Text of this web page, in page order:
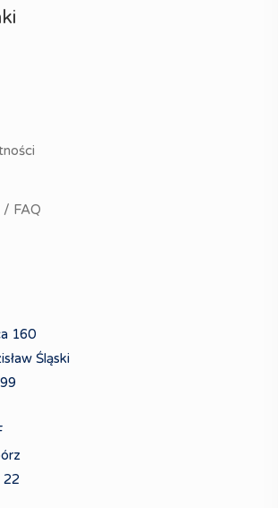
/ FAQ
160
Śląski
22